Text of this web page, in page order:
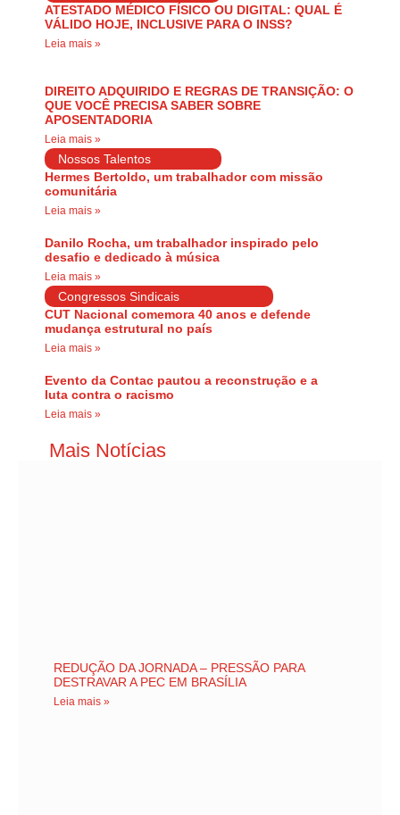
ATESTADO MÉDICO FÍSICO OU DIGITAL: QUAL É
VÁLIDO HOJE, INCLUSIVE PARA O INSS?
Leia mais »
DIREITO ADQUIRIDO E REGRAS DE TRANSIÇÃO: O
QUE VOCÊ PRECISA SABER SOBRE
APOSENTADORIA
Leia mais »
Nossos Talentos
Hermes Bertoldo, um trabalhador com missão
comunitária
Leia mais »
Danilo Rocha, um trabalhador inspirado pelo
desafio e dedicado à música
Leia mais »
Congressos Sindicais
CUT Nacional comemora 40 anos e defende
mudança estrutural no país
Leia mais »
Evento da Contac pautou a reconstrução e a
luta contra o racismo
Leia mais »
Mais Notícias
REDUÇÃO DA JORNADA – PRESSÃO PARA
DESTRAVAR A PEC EM BRASÍLIA
Leia mais »